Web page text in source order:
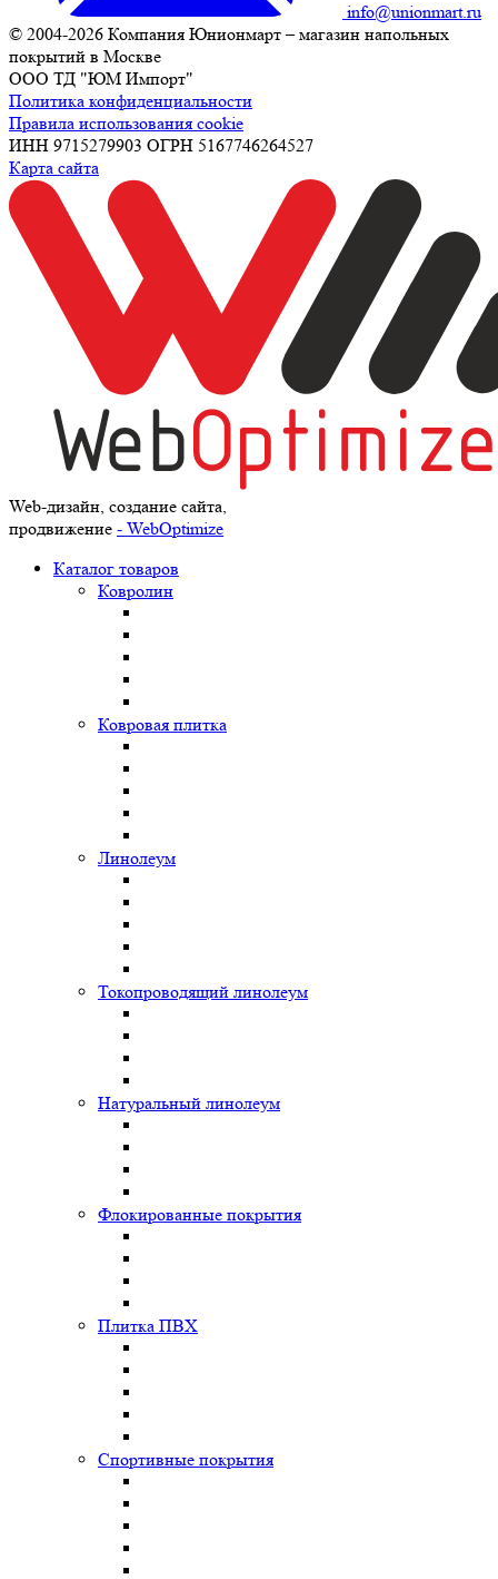
info@unionmart.ru
© 2004-2026 Компания Юнионмарт – магазин напольных
покрытий в Москве
ООО ТД "ЮМ Импорт"
Политика конфиденциальности
Правила использования cookie
ИНН 9715279903 ОГРН 5167746264527
Карта сайта
Web-дизайн, создание сайта,
продвижение - WebOptimize
Каталог товаров
Ковролин
Ковровая плитка
Линолеум
Токопроводящий линолеум
Натуральный линолеум
Флокированные покрытия
Плитка ПВХ
Спортивные покрытия